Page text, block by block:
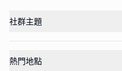
社群主題
熱門地點